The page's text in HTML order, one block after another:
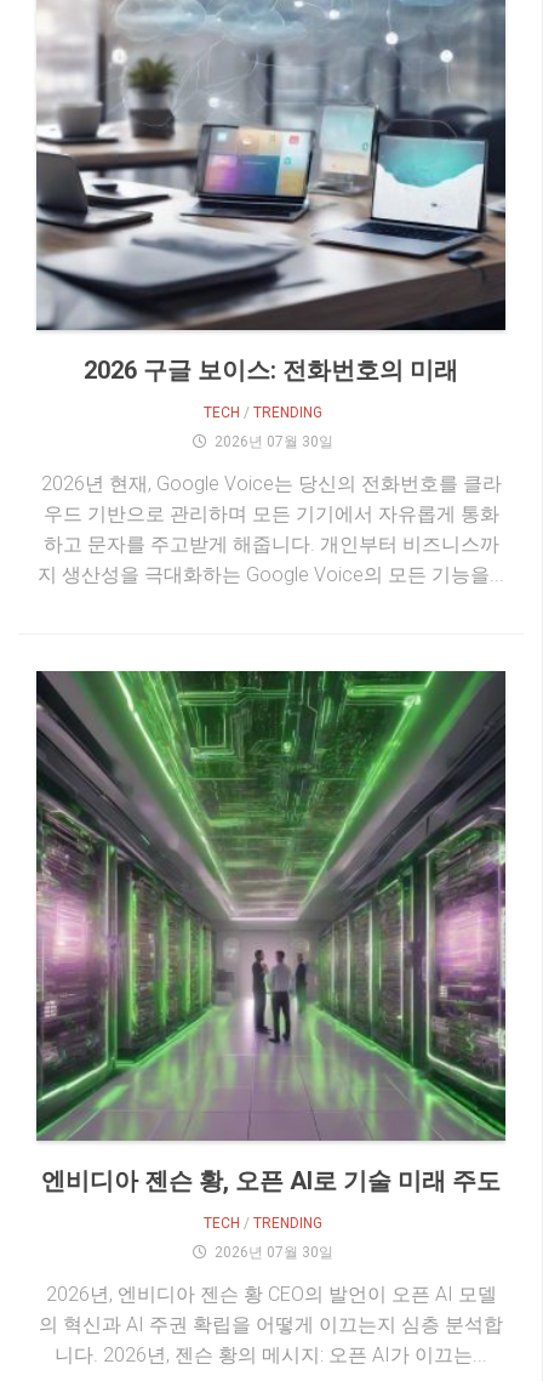
2026 구글 보이스: 전화번호의 미래
TECH / TRENDING
2026년 07월 30일
2026년 현재, Google Voice는 당신의 전화번호를 클라
우드 기반으로 관리하며 모든 기기에서 자유롭게 통화
하고 문자를 주고받게 해줍니다. 개인부터 비즈니스까
지 생산성을 극대화하는 Google Voice의 모든 기능을...
엔비디아 젠슨 황, 오픈 AI로 기술 미래 주도
TECH / TRENDING
2026년 07월 30일
2026년, 엔비디아 젠슨 황 CEO의 발언이 오픈 AI 모델
의 혁신과 AI 주권 확립을 어떻게 이끄는지 심층 분석합
니다. 2026년, 젠슨 황의 메시지: 오픈 AI가 이끄는...